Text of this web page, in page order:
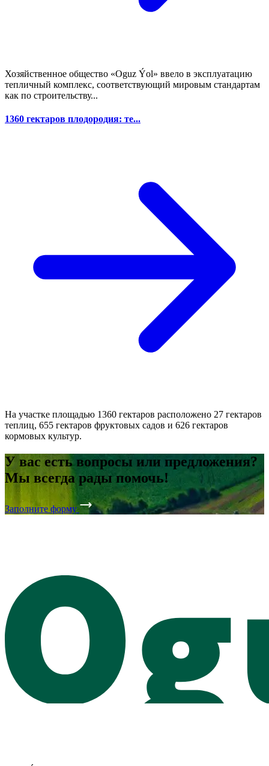
Хозяйственное общество «Oguz Ýol» ввело в эксплуатацию
тепличный комплекс, соответствующий мировым стандартам
как по строительству...
1360 гектаров плодородия: те...
На участке площадью 1360 гектаров расположено 27 гектаров
теплиц, 655 гектаров фруктовых садов и 626 гектаров
кормовых культур.
У вас есть вопросы или предложения?
Мы всегда рады помочь!
Заполните форму